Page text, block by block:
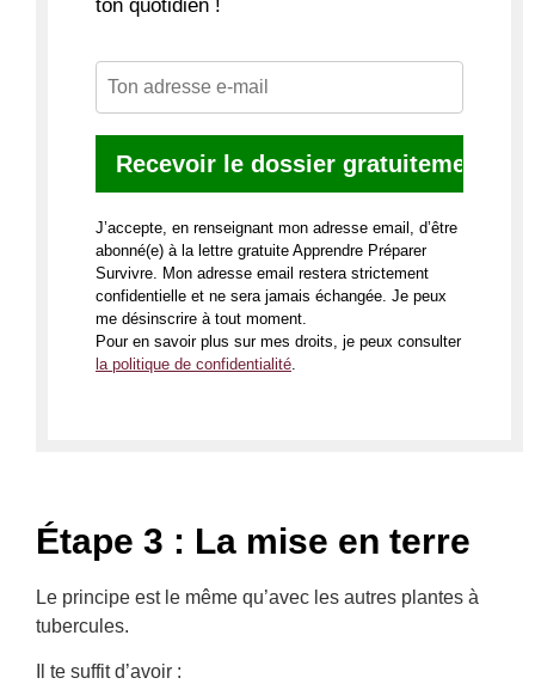
ton quotidien !
J’accepte, en renseignant mon adresse email, d’être
abonné(e) à la lettre gratuite Apprendre Préparer
Survivre. Mon adresse email restera strictement
confidentielle et ne sera jamais échangée. Je peux
me désinscrire à tout moment.
Pour en savoir plus sur mes droits, je peux consulter
la politique de confidentialité
Étape 3 : La mise en terre
Le principe est le même qu’avec les autres plantes à
tubercules.
Il te suffit d’avoir :